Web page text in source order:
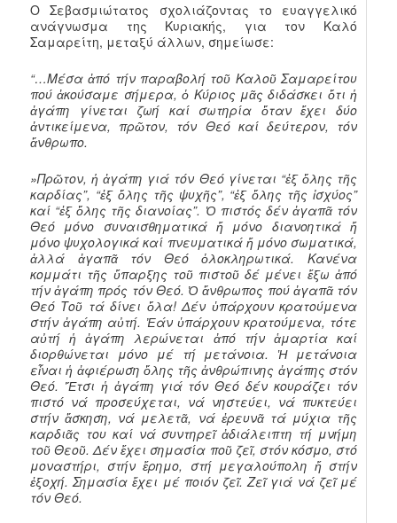
Ο Σεβασμιώτατος σχολιάζοντας το ευαγγελικό
ανάγνωσμα της Κυριακής, για τον Καλό
Σαμαρείτη, μεταξύ άλλων, σημείωσε:
“…Μέσα ἀπό τήν παραβολή τοῦ Καλοῦ Σαμαρείτου
πού ἀκούσαμε σήμερα, ὁ Κύριος μᾶς διδάσκει ὅτι ἡ
ἀγάπη γίνεται ζωή καί σωτηρία ὅταν ἔχει δύο
ἀντικείμενα, πρῶτον, τόν Θεό καί δεύτερον, τόν
ἄνθρωπο.
»Πρῶτον, ἡ ἀγάπη γιά τόν Θεό γίνεται “ἐξ ὅλης τῆς
καρδίας”, “ἐξ ὅλης τῆς ψυχῆς”, “ἐξ ὅλης τῆς ἰσχύος”
καί “ἐξ ὅλης τῆς διανοίας”. Ὁ πιστός δέν ἀγαπᾶ τόν
Θεό μόνο συναισθηματικά ἤ μόνο διανοητικά ἤ
μόνο ψυχολογικά καί πνευματικά ἤ μόνο σωματικά,
ἀλλά ἀγαπᾶ τόν Θεό ὁλοκληρωτικά. Κανένα
κομμάτι τῆς ὕπαρξης τοῦ πιστοῦ δέ μένει ἔξω ἀπό
τήν ἀγάπη πρός τόν Θεό. Ὁ ἄνθρωπος πού ἀγαπᾶ τόν
Θεό Τοῦ τά δίνει ὅλα! Δέν ὑπάρχουν κρατούμενα
στήν ἀγάπη αὐτή. Ἐάν ὑπάρχουν κρατούμενα, τότε
αὐτή ἡ ἀγάπη λερώνεται ἀπό τήν ἁμαρτία καί
διορθώνεται μόνο μέ τή μετάνοια. Ἡ μετάνοια
εἶναι ἡ ἀφιέρωση ὅλης τῆς ἀνθρώπινης ἀγάπης στόν
Θεό. Ἔτσι ἡ ἀγάπη γιά τόν Θεό δέν κουράζει τόν
πιστό νά προσεύχεται, νά νηστεύει, νά πυκτεύει
στήν ἄσκηση, νά μελετᾶ, νά ἐρευνᾶ τά μύχια τῆς
καρδιᾶς του καί νά συντηρεῖ ἀδιάλειπτη τή μνήμη
τοῦ Θεοῦ. Δέν ἔχει σημασία ποῦ ζεῖ, στόν κόσμο, στό
μοναστήρι, στήν ἔρημο, στή μεγαλούπολη ἤ στήν
ἐξοχή. Σημασία ἔχει μέ ποιόν ζεῖ. Ζεῖ γιά νά ζεῖ μέ
τόν Θεό.